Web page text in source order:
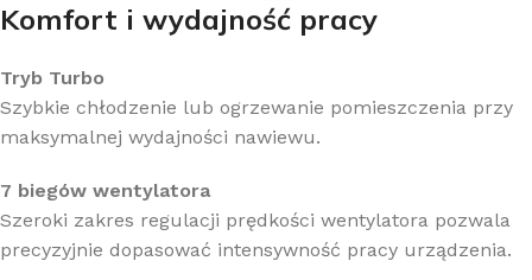
Komfort i wydajność pracy
Tryb Turbo
Szybkie chłodzenie lub ogrzewanie pomieszczenia przy
maksymalnej wydajności nawiewu.
7 biegów wentylatora
Szeroki zakres regulacji prędkości wentylatora pozwala
precyzyjnie dopasować intensywność pracy urządzenia.